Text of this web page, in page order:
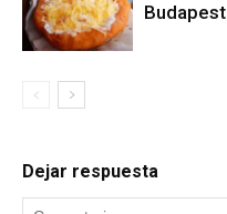
Budapest
Dejar respuesta